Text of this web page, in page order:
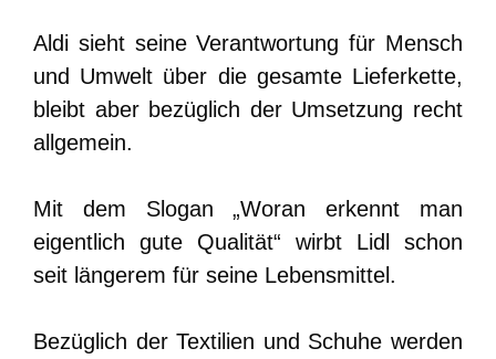
Aldi sieht seine Verantwortung für Mensch
und Umwelt über die gesamte Lieferkette,
bleibt aber bezüglich der Umsetzung recht
allgemein.
Mit dem Slogan „Woran erkennt man
eigentlich gute Qualität“ wirbt Lidl schon
seit längerem für seine Lebensmittel.
Bezüglich der Textilien und Schuhe werden